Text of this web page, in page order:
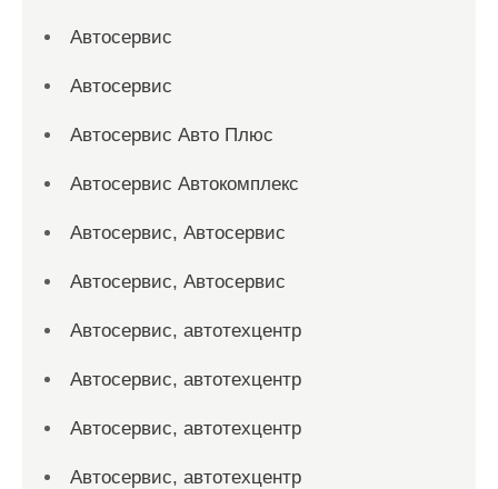
Автосервис
Автосервис
Автосервис Авто Плюс
Автосервис Автокомплекс
Автосервис, Автосервис
Автосервис, Автосервис
Автосервис, автотехцентр
Автосервис, автотехцентр
Автосервис, автотехцентр
Автосервис, автотехцентр